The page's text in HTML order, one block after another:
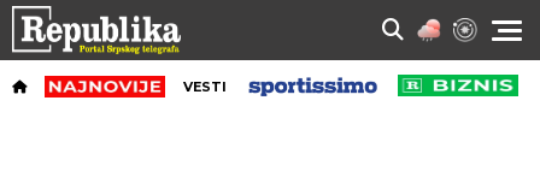
VESTI